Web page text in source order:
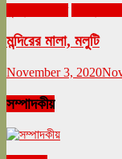
মন্দিরের মালা, মলুটি
November 3, 2020
সম্পাদকীয়